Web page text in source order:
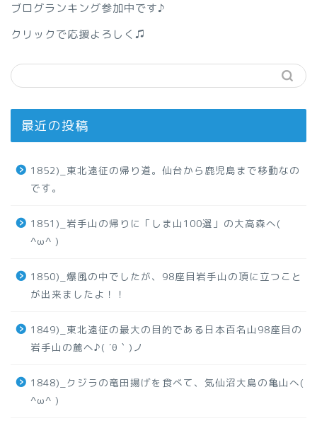
ブログランキング参加中です♪
クリックで応援よろしく♫
最近の投稿
1852)_東北遠征の帰り道。仙台から鹿児島まで移動なの
です。
1851)_岩手山の帰りに「しま山100選」の大高森へ(
^ω^ )
1850)_爆風の中でしたが、98座目岩手山の頂に立つこと
が出来ましたよ！！
1849)_東北遠征の最大の目的である日本百名山98座目の
岩手山の麓へ♪( ´θ｀)ノ
1848)_クジラの竜田揚げを食べて、気仙沼大島の亀山へ(
^ω^ )